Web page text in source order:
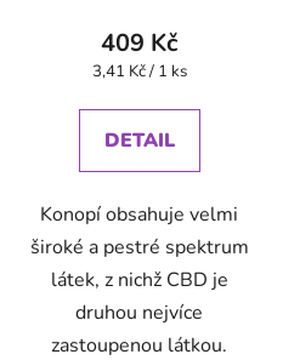
409 Kč
Měrná
3,41 Kč / 1 ks
DETAIL
Konopí obsahuje velmi
široké a pestré spektrum
látek, z nichž CBD je
druhou nejvíce
zastoupenou látkou.